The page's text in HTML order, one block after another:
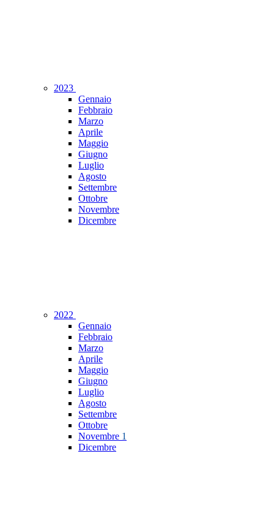
2023
Gennaio
Febbraio
Marzo
Aprile
Maggio
Giugno
Luglio
Agosto
Settembre
Ottobre
Novembre
Dicembre
2022
Gennaio
Febbraio
Marzo
Aprile
Maggio
Giugno
Luglio
Agosto
Settembre
Ottobre
Novembre 1
Dicembre